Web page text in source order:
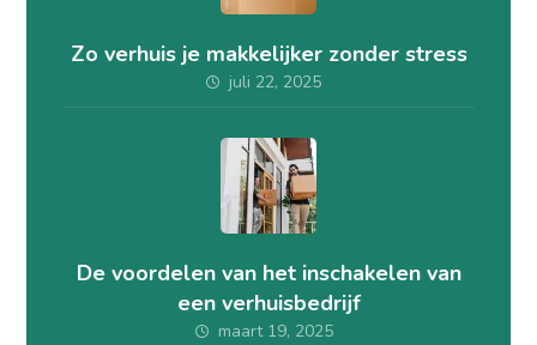
Zo verhuis je makkelijker zonder stress
juli 22, 2025
De voordelen van het inschakelen van
een verhuisbedrijf
maart 19, 2025